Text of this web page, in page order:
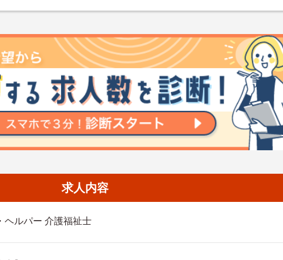
求人内容
ヘルパー 介護福祉士